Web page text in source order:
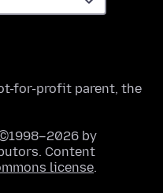
for-profit parent, the
by
Content
license.